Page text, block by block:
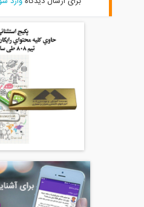
خاک های
عملکرد برج
محاسبه بار